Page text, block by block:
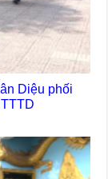
Diệu phối